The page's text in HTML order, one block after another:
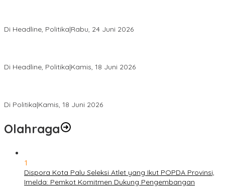
Di Headline, Politika|Rabu, 24 Juni 2026
Di Headline, Politika|Kamis, 18 Juni 2026
Di Politika|Kamis, 18 Juni 2026
Olahraga
1
Dispora Kota Palu Seleksi Atlet yang Ikut POPDA Provinsi,
Imelda: Pemkot Komitmen Dukung Pengembangan